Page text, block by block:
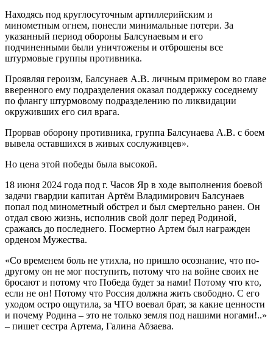
Находясь под круглосуточным артиллерийским и
минометным огнем, понесли минимальные потери. За
указанный период обороны Балсунаевым и его
подчиненными были уничтожены и отброшены все
штурмовые группы противника.
Проявляя героизм, Балсунаев А.В. личным примером во главе
вверенного ему подразделения оказал поддержку соседнему
по флангу штурмовому подразделению по ликвидации
окруживших его сил врага.
Прорвав оборону противника, группа Балсунаева А.В. с боем
вывела оставшихся в живых сослуживцев».
Но цена этой победы была высокой.
18 июня 2024 года под г. Часов Яр в ходе выполнения боевой
задачи гвардии капитан Артём Владимирович Балсунаев
попал под минометный обстрел и был смертельно ранен. Он
отдал свою жизнь, исполнив свой долг перед Родиной,
сражаясь до последнего. Посмертно Артем был награжден
орденом Мужества.
«Со временем боль не утихла, но пришло осознание, что по-
другому он не мог поступить, потому что на войне своих не
бросают и потому что Победа будет за нами! Потому что кто,
если не он! Потому что Россия должна жить свободно. С его
уходом остро ощутила, за ЧТО воевал брат, за какие ценности
и почему Родина – это не только земля под нашими ногами!..»
– пишет сестра Артема, Галина Абзаева.